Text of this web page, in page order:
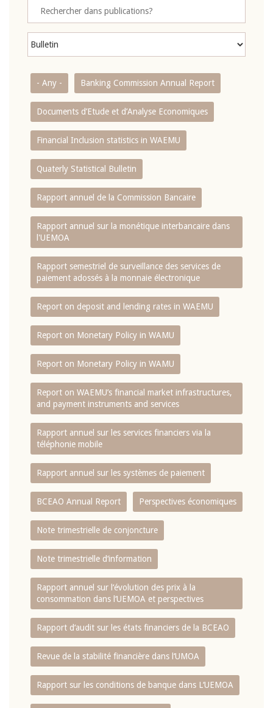
- Any - Banking Commission Annual Report
Documents d’Etude et d’Analyse Economiques
Financial Inclusion statistics in WAEMU
Quaterly Statistical Bulletin
Rapport annuel de la Commission Bancaire
Rapport annuel sur la monétique interbancaire dans
l'UEMOA
Rapport semestriel de surveillance des services de
paiement adossés à la monnaie électronique
Report on deposit and lending rates in WAEMU
Report on Monetary Policy in WAMU
Report on Monetary Policy in WAMU
Report on WAEMU’s financial market infrastructures,
and payment instruments and services
Rapport annuel sur les services financiers via la
téléphonie mobile
Rapport annuel sur les systèmes de paiement
BCEAO Annual Report Perspectives économiques
Note trimestrielle de conjoncture
Note trimestrielle d‘information
Rapport annuel sur l‘évolution des prix à la
consommation dans l‘UEMOA et perspectives
Rapport d‘audit sur les états financiers de la BCEAO
Revue de la stabilité financière dans l‘UMOA
Rapport sur les conditions de banque dans L‘UEMOA